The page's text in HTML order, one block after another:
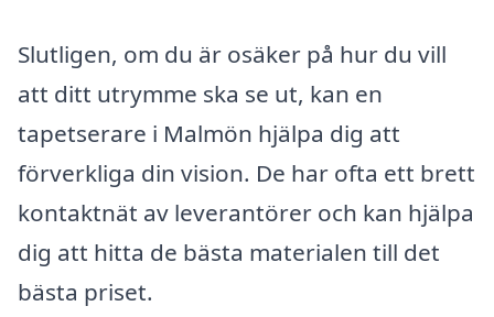
Slutligen, om du är osäker på hur du vill
att ditt utrymme ska se ut, kan en
tapetserare i Malmön hjälpa dig att
förverkliga din vision. De har ofta ett brett
kontaktnät av leverantörer och kan hjälpa
dig att hitta de bästa materialen till det
bästa priset.